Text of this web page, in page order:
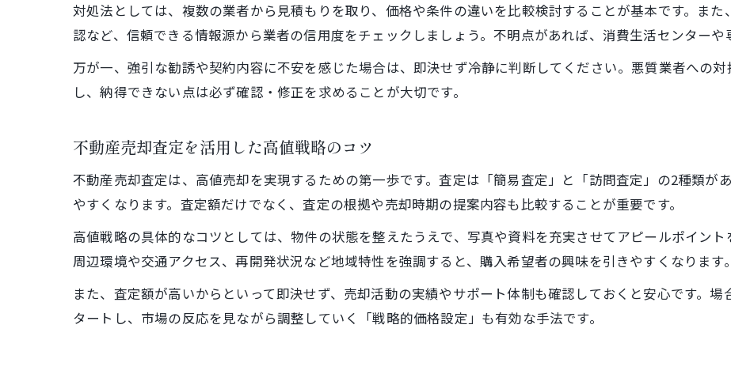
対処法としては、複数の業者から見積もりを取り、価格や条件の違いを比較検討することが基本です。ま
認など、信頼できる情報源から業者の信用度をチェックしましょう。不明点があれば、消費生活センターや
万が一、強引な勧誘や契約内容に不安を感じた場合は、即決せず冷静に判断してください。悪質業者への
し、納得できない点は必ず確認・修正を求めることが大切です。
不動産売却査定を活用した高値戦略のコツ
不動産売却査定は、高値売却を実現するための第一歩です。査定は「簡易査定」と「訪問査定」の2種類が
やすくなります。査定額だけでなく、査定の根拠や売却時期の提案内容も比較することが重要です。
高値戦略の具体的なコツとしては、物件の状態を整えたうえで、写真や資料を充実させてアピールポイント
周辺環境や交通アクセス、再開発状況など地域特性を強調すると、購入希望者の興味を引きやすくなります。
また、査定額が高いからといって即決せず、売却活動の実績やサポート体制も確認しておくと安心です。
タートし、市場の反応を見ながら調整していく「戦略的価格設定」も有効な手法です。